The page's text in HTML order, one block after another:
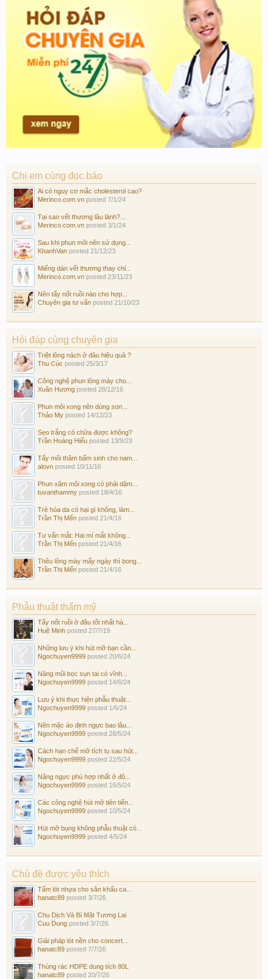
Chị em cùng đọc báo
Ai có nguy cơ mắc cholesterol cao?
Merinco.com.vn posted 7/1/24
Tại sao vết thương lâu lành?...
Merinco.com.vn posted 3/1/24
Sau khi phun môi nên sử dụng...
KhanhVan posted 21/12/23
Miếng dán vết thương thay chỉ...
Merinco.com.vn posted 23/11/23
Nên tẩy nốt ruồi nào cho hợp...
Chuyên gia tư vấn posted 21/10/23
Hỏi đáp cùng chuyên gia
Triệt lông nách ở đâu hiệu quả ?
Thu Cúc posted 25/3/17
Công nghệ phun lông mày cho...
Xuân Hương posted 28/12/16
Phun môi xong nên dùng son...
Thảo My posted 14/12/23
Sẹo trắng có chữa được không?
Trần Hoàng Hiếu posted 13/9/23
Tẩy môi thâm bẩm sinh cho nam...
alovn posted 10/11/16
Phun xăm môi xong có phải dặm...
tuvanthammy posted 18/4/16
Trẻ hóa da có hại gì không, làm...
Trần Thị Mến posted 21/4/16
Tư vấn mắt: Hai mí mắt không...
Trần Thị Mến posted 21/4/16
Thêu lông mày mấy ngày thì bong...
Trần Thị Mến posted 21/4/16
Phẫu thuật thẩm mỹ
Tẩy nốt ruồi ở đâu tốt nhất hà...
Huệ Minh posted 27/7/19
Những lưu ý khi hút mỡ bạn cần...
Ngochuyen9999 posted 20/6/24
Nâng mũi bọc sụn tai có vĩnh...
Ngochuyen9999 posted 14/6/24
Lưu ý khi thực hiện phẫu thuật...
Ngochuyen9999 posted 1/6/24
Nên mặc áo định ngực bao lâu...
Ngochuyen9999 posted 28/5/24
Cách hạn chế mỡ tích tụ sau hút...
Ngochuyen9999 posted 22/5/24
Nâng ngực phù hợp nhất ở độ...
Ngochuyen9999 posted 16/5/24
Các công nghệ hút mỡ tiên tiến...
Ngochuyen9999 posted 10/5/24
Hút mỡ bụng không phẫu thuật có...
Ngochuyen9999 posted 4/5/24
Chủ đề được yêu thích
Tấm lót nhựa cho sân khấu ca...
hanatc89 posted 3/7/26
Chu Dịch Và Bí Mật Tương Lai
Cuu Dung posted 3/7/26
Giải pháp lót nền cho concert...
hanatc89 posted 7/7/26
Thùng rác HDPE dung tích 80L
hanatc89 posted 20/7/26